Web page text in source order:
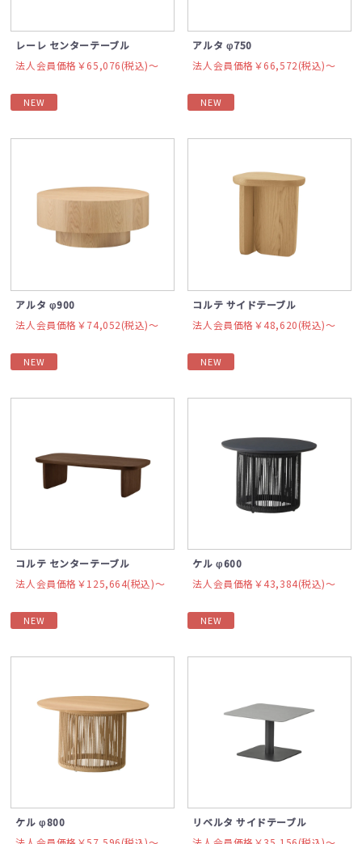
レーレ センターテーブル
法人会員価格￥65,076(税込)〜
NEW
アルタ φ750
法人会員価格￥66,572(税込)〜
NEW
アルタ φ900
法人会員価格￥74,052(税込)〜
NEW
コルテ サイドテーブル
法人会員価格￥48,620(税込)〜
NEW
コルテ センターテーブル
法人会員価格￥125,664(税込)〜
NEW
ケル φ600
法人会員価格￥43,384(税込)〜
NEW
ケル φ800
リベルタ サイドテーブル